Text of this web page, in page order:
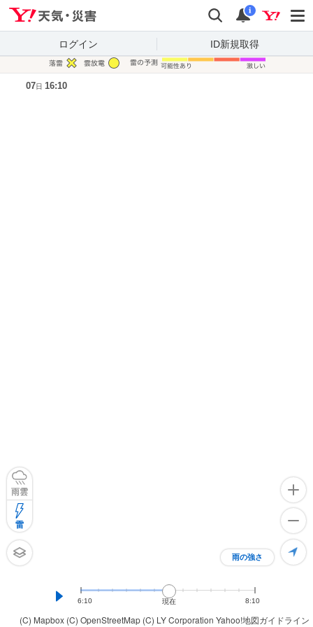
検索 通知
i
ログイン ID新規取得
(C) Mapbox (C) OpenStreetMap (C) LY Corporation Yahoo!地図ガイドライン
雨の強さ
雨雲
雷
6:10 現在 8:10
07日 16:10